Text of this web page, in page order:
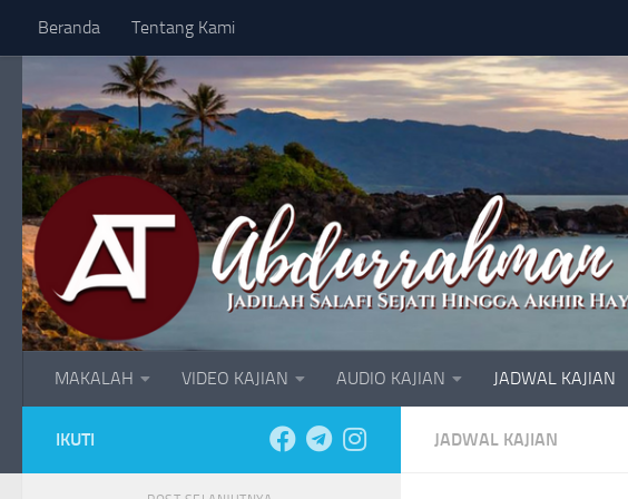
Skip to content
Beranda Tentang Kami
MAKALAH VIDEO KAJIAN AUDIO KAJIAN JADWAL KAJIAN
JADWAL KAJIAN
IKUTI